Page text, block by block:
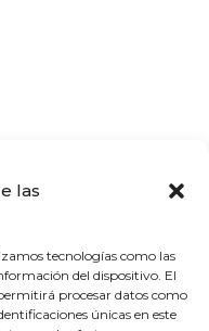
las
tecnologías como las
del dispositivo. El
procesar datos como
únicas en este
-
por Mike Alonso